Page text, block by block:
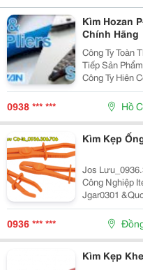
Kìm Hozan
Chính Hãng
Công Ty Toàn
Tiếp Sản
Công Ty Hiên
Set Hozan. Công Ty Chúng Tôi Đang Là Nhà Phân Phối
Được Ủy
0938 *** *** Hồ
Kìm Kẹp
Jos
Công Nghiệp Item No. Mô Tả Giá Vnđ Liên Hệ Ngay
Jgar0301 &Quot;Kìm Kẹp Ống Nhiên Liệu 3Chi Tiết
Toptul
(1/
13~32 Mm
0936 *** ***
Kìm Kẹp Khe